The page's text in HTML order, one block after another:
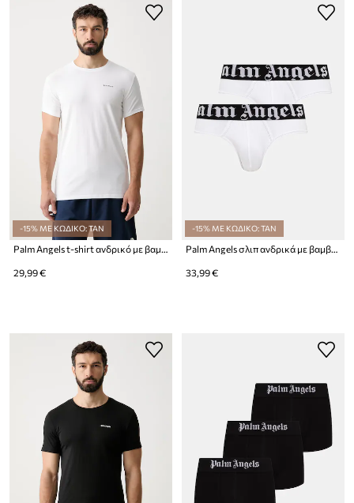
-15% ΜΕ ΚΩΔΙΚΟ: TAN
29,99 €
-15% ΜΕ ΚΩΔΙΚΟ: TAN
33,99 €